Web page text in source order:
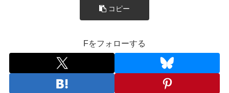
コピー
Fをフォローする